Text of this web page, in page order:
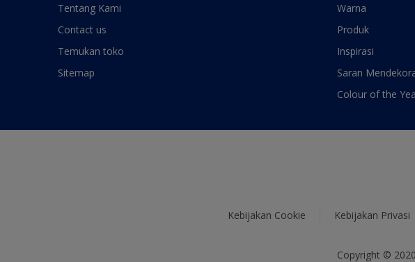
Tentang Kami
Contact us
Temukan toko
Sitemap
Warna
Produk
Inspirasi
Saran
Colour of the
Kebijakan Cookie Kebijakan Privasi
Copyright ©